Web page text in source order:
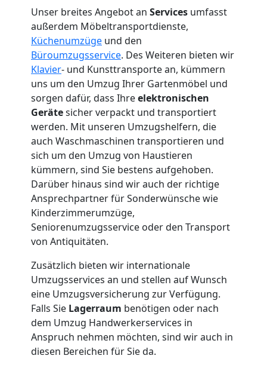
Unser breites Angebot an Services umfasst
außerdem Möbeltransportdienste,
Küchenumzüge und den
Büroumzugsservice. Des Weiteren bieten wir
Klavier- und Kunsttransporte an, kümmern
uns um den Umzug Ihrer Gartenmöbel und
sorgen dafür, dass Ihreelektronischen
Gerätesicher verpackt und transportiert
werden. Mit unseren Umzugshelfern, die
auch Waschmaschinen transportieren und
sich um den Umzug von Haustieren
kümmern, sind Sie bestens aufgehoben.
Darüber hinaus sind wir auch der richtige
Ansprechpartner für Sonderwünsche wie
Kinderzimmerumzüge,
Seniorenumzugsservice oder den Transport
von Antiquitäten.
Zusätzlich bieten wir internationale
Umzugsservices an und stellen auf Wunsch
eine Umzugsversicherung zur Verfügung.
Falls Sie Lagerraum benötigen oder nach
dem Umzug Handwerkerservices in
Anspruch nehmen möchten, sind wir auch in
diesen Bereichen für Sie da.
Mann
LKW
Wiener
Neustadt
Kunsttransport
Wiener
Neustadt
Umzug
Wiener